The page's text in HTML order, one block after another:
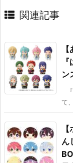
関連記事
ン
て
ん